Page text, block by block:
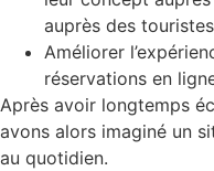
auprès des
Améliorer
réservations en
Après avoir longtemps
avons alors imaginé un
au quotidien.